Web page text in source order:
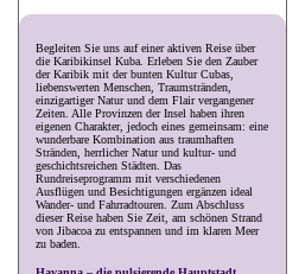
Begleiten Sie uns auf einer aktiven Reise über
die Karibikinsel Kuba. Erleben Sie den Zauber
der Karibik mit der bunten Kultur Cubas,
liebenswerten Menschen, Traumstränden,
einzigartiger Natur und dem Flair vergangener
Zeiten. Alle Provinzen der Insel haben ihren
eigenen Charakter, jedoch eines gemeinsam: eine
wunderbare Kombination aus traumhaften
Stränden, herrlicher Natur und kultur- und
geschichtsreichen Städten. Das
Rundreiseprogramm mit verschiedenen
Ausflügen und Besichtigungen ergänzen ideal
Wander- und Fahrradtouren. Zum Abschluss
dieser Reise haben Sie Zeit, am schönen Strand
von Jibacoa zu entspannen und im klaren Meer
zu baden.